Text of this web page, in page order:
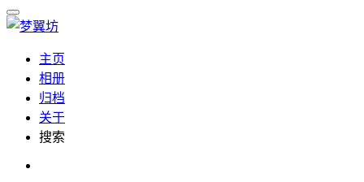
主页
相册
归档
关于
搜索